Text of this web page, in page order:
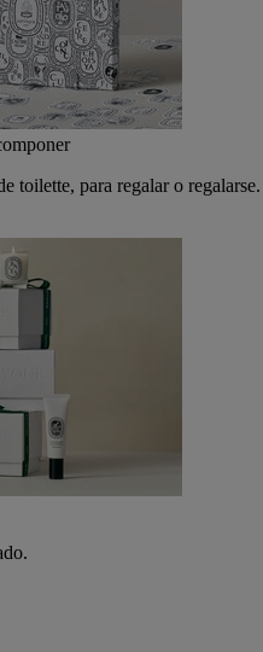
toilette, para regalar o regalarse.